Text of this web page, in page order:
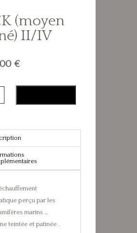
(moyen
II/IV
€
perçu par les
marins …
teintée et patinée .